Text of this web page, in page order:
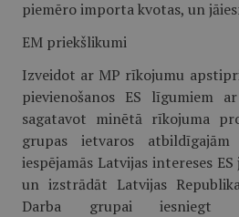
piemēro importa kvotas, un
EM priekšlikumi
Izveidot ar MP rīkojumu
pievienošanos ES līgumiem
sagatavot minētā rīkojuma
grupas ietvaros
iespējamās Latvijas intereses
un izstrādāt Latvijas
Darba grupai iesniegt